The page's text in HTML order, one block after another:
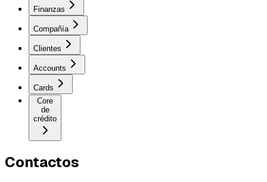
Finanzas
Compañía
Clientes
Accounts
Cards
Core
de
crédito
Contactos